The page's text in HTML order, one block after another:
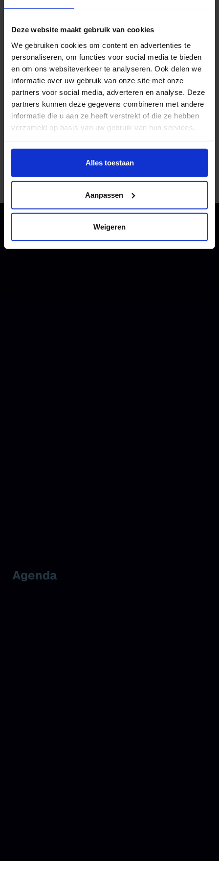
Deze website maakt gebruik van cookies
We gebruiken cookies om content en advertenties te
personaliseren, om functies voor social media te bieden
en om ons websiteverkeer te analyseren. Ook delen we
informatie over uw gebruik van onze site met onze
partners voor social media, adverteren en analyse. Deze
partners kunnen deze gegevens combineren met andere
informatie die u aan ze heeft verstrekt of die ze hebben
verzameld op basis van uw gebruik van hun services.
Wil je meer weten of de voorkeur aanpassen, bekijk dan
https://www.hku.nl/privacy-statement-en-
Alles toestaan
Aanpassen
Weigeren
Je loopt letterlijk een dagje mee met studenten van
lessen en kijkt mee met ontwerpsessies en
presentaties van eerstejaars. Ook heb je volop de
gelegenheid om kennis te maken met onze studenten
en docenten. Ze staan voor je klaar om al je vragen te
beantwoorden op de opleiding, vakken, projecten en
beroepsmogelijkheden.
MELD JE AAN
MELD JE AAN
Agenda